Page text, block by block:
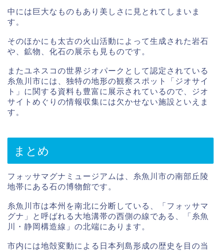
中には巨大なものもあり美しさに見とれてしまいま
す。
そのほかにも太古の火山活動によって生成された岩石
や、鉱物、化石の展示も見ものです。
またユネスコの世界ジオパークとして認定されている
糸魚川市には、独特の地形の観察スポット「ジオサイ
ト」に関する資料も豊富に展示されているので、ジオ
サイトめぐりの情報収集には欠かせない施設といえま
す。
まとめ
フォッサマグナミュージアムは、糸魚川市の南部丘陵
地帯にある石の博物館です。
糸魚川市は本州を南北に分断している、「フォッサマ
グナ」と呼ばれる大地溝帯の西側の線である、「糸魚
川・静岡構造線」の北端にあります。
市内には地殻変動による日本列島形成の歴史を目の当